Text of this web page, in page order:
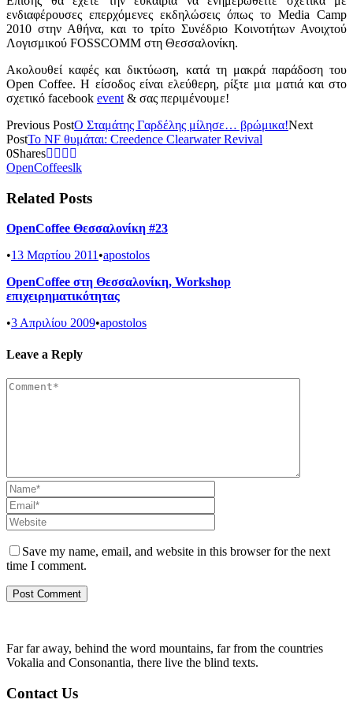
ενδιαφέρουσες επερχόμενες εκδηλώσεις όπως το Media Camp
2010 στην Αθήνα, και το τρίτο Συνέδριο Κοινοτήτων Ανοιχτού
Λογισμικού FOSSCOMM στη Θεσσαλονίκη.
Ακολουθεί καφές και δικτύωση, κατά τη μακρά παράδοση του
Open Coffee. Η είσοδος είναι ελεύθερη, ρίξτε μια ματιά και στο
σχετικό facebook event & σας περιμένουμε!
Previous PostΟ Σταμάτης Γαρδέλης μίλησε… βρώμικα!Next
PostΤο NF θυμάται: Creedence Clearwater Revival
0Shares
OpenCoffeeslk
Related Posts
OpenCoffee Θεσσαλονίκη #23
•13 Μαρτίου 2011 •apostolos
OpenCoffee στη Θεσσαλονίκη, Workshop
επιχειρηματικότητας
•3 Απριλίου 2009•apostolos
Leave a Reply
Save my name, email, and website in this browser for the next
time I comment.
Far far away, behind the word mountains, far from the countries
Vokalia and Consonantia, there live the blind texts.
Contact Us